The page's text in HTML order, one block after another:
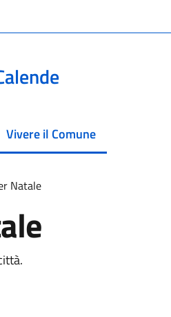
Vivere il Comune
menu selezionato
Natale